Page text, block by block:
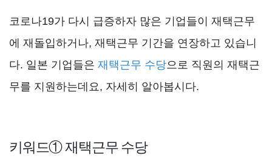
코로나19가 다시 급증하자 많은 기업들이 재택근무
에 재돌입하거나, 재택근무 기간을 연장하고 있습니
다. 일본 기업들은 재택근무 수당으로 직원의 재택근
무를 지원하는데요, 자세히 알아봅시다.
키워드① 재택근무 수당